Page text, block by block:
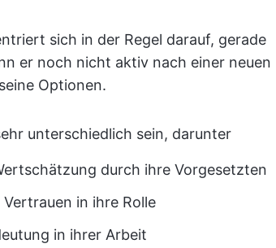
sich in der Regel darauf, gerade
er noch nicht aktiv nach einer neuen
Optionen.
unterschiedlich sein, darunter
durch ihre Vorgesetzten
in ihre Rolle
in ihrer Arbeit